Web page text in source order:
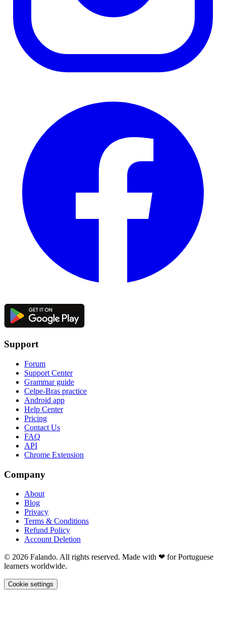
Support
Forum
Support Center
Grammar guide
Celpe-Bras practice
Android app
Help Center
Pricing
Contact Us
FAQ
API
Chrome Extension
Company
About
Blog
Privacy
Terms & Conditions
Refund Policy
Account Deletion
© 2026 Falando. All rights reserved. Made with ❤ for Portuguese
learners worldwide.
Cookie settings